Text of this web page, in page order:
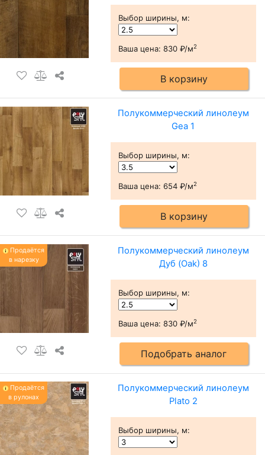
Выбор ширины, м:
Ваша цена: 830 ₽/м2
В корзину
Полукоммерческий линолеум
Gea 1
Выбор ширины, м:
Ваша цена: 654 ₽/м2
В корзину
Продаётся
в нарезку
Полукоммерческий линолеум
Дуб (Oak) 8
Выбор ширины, м:
Ваша цена: 830 ₽/м2
Подобрать аналог
Продаётся
в рулонах
Полукоммерческий линолеум
Plato 2
Выбор ширины, м: